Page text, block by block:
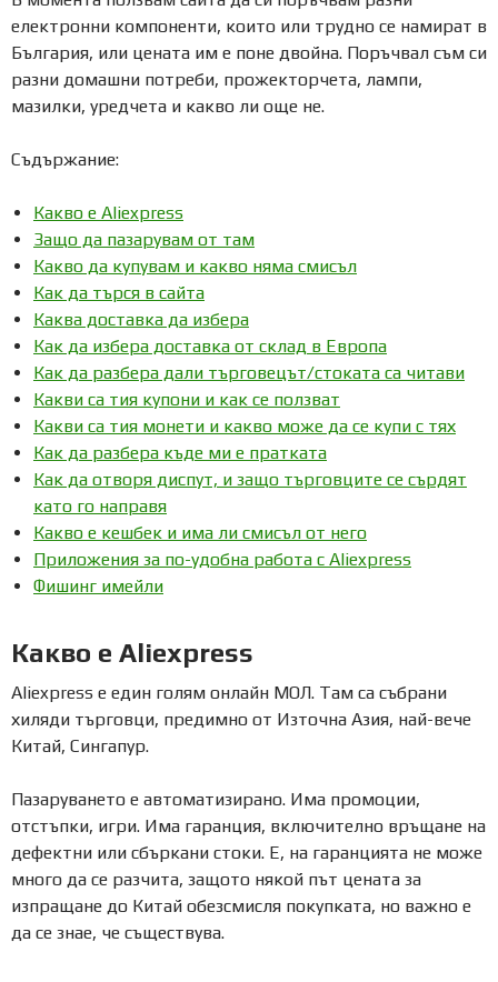
електронни компоненти, които или трудно се намират в
България, или цената им е поне двойна. Поръчвал съм си
разни домашни потреби, прожекторчета, лампи,
мазилки, уредчета и какво ли още не.
Съдържание:
Какво е Aliexpress
Защо да пазарувам от там
Какво да купувам и какво няма смисъл
Как да търся в сайта
Каква доставка да избера
Как да избера доставка от склад в Европа
Как да разбера дали търговецът/стоката са читави
Какви са тия купони и как се ползват
Какви са тия монети и какво може да се купи с тях
Как да разбера къде ми е пратката
Как да отворя диспут, и защо търговците се сърдят
като го направя
Какво е кешбек и има ли смисъл от него
Приложения за по-удобна работа с Aliexpress
Фишинг имейли
Какво е Aliexpress
Aliexpress е един голям онлайн МОЛ. Там са събрани
хиляди търговци, предимно от Източна Азия, най-вече
Китай, Сингапур.
Пазаруването е автоматизирано. Има промоции,
отстъпки, игри. Има гаранция, включително връщане на
дефектни или сбъркани стоки. Е, на гаранцията не може
много да се разчита, защото някой път цената за
изпращане до Китай обезсмисля покупката, но важно е
да се знае, че съществува.